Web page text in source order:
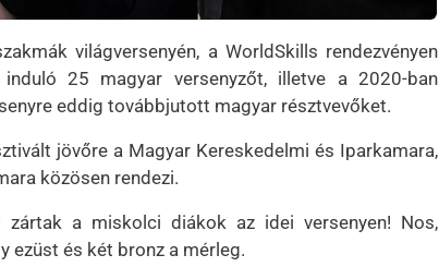
világversenyén, a WorldSkills rendezvényen
25 magyar versenyzőt, illetve a 2020-ban
eddig továbbjutott magyar résztvevőket.
jövőre a Magyar Kereskedelmi és Iparkamara,
közösen rendezi.
zártak a miskolci diákok az idei versenyen! Nos,
ezüst és két bronz a mérleg.